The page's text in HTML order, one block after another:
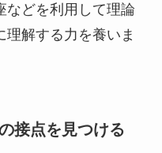
などを利用して理論
理解する力を養いま
接点を見つける